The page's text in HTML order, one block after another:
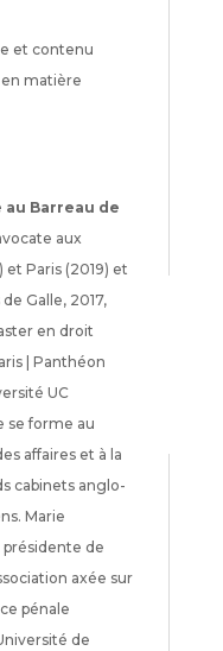
et contenu
matière
au Barreau de
aux
et Paris (2019) et
Galle, 2017,
en droit
| Panthéon
UC
se forme au
affaires et à la
cabinets anglo-
Marie
présidente de
axée sur
pénale
de